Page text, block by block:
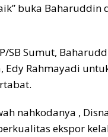
buka Baharuddin
SB Sumut,
Edy Rahmayadi
nahkodanya ,
ekspor